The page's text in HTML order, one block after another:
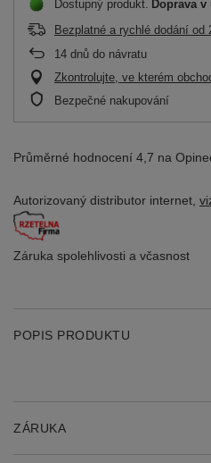
Dostupný produkt Doprava v
Bezplatné a rychlé dodání od
14 dnů do návratu
Zkontrolujte, ve kterém
Bezpečné nakupování
Průměrné hodnocení 4,7 na
Autorizovaný distributor internet,
Záruka spolehlivosti a včasnost
POPIS PRODUKTU
ZÁRUKA